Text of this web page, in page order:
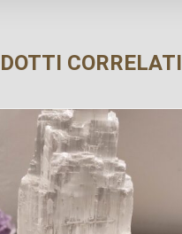
CORRELATI